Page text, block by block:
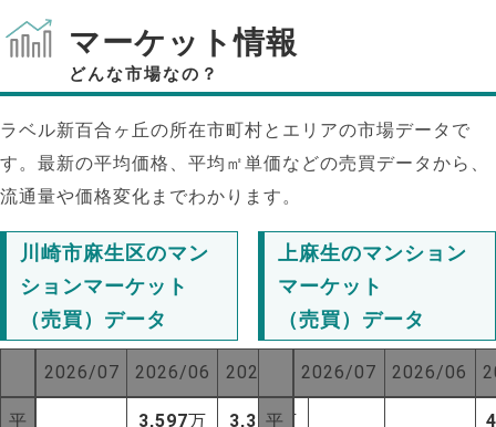
NEW!
NEW!
マーケット情報
どんな市場なの？
ラベル新百合ヶ丘の所在市町村とエリアの市場データで
す。最新の平均価格、平均㎡単価などの売買データから、
流通量や価格変化までわかります。
川崎市麻生区のマン
ションマーケット
（売買）データ
2026/07 2026/06 2025/07
平 3,597万 3,326万
上麻生のマンション
マーケット
（売買）データ
2026/07 2026/06
平